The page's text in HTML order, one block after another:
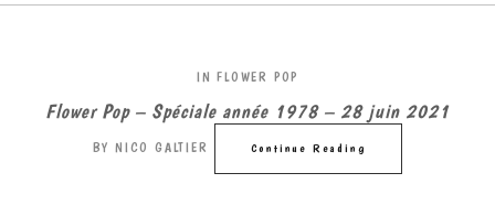
IN FLOWER POP
Flower Pop – Spéciale année 1978 – 28 juin 2021
BY NICO GALTIER Continue Reading